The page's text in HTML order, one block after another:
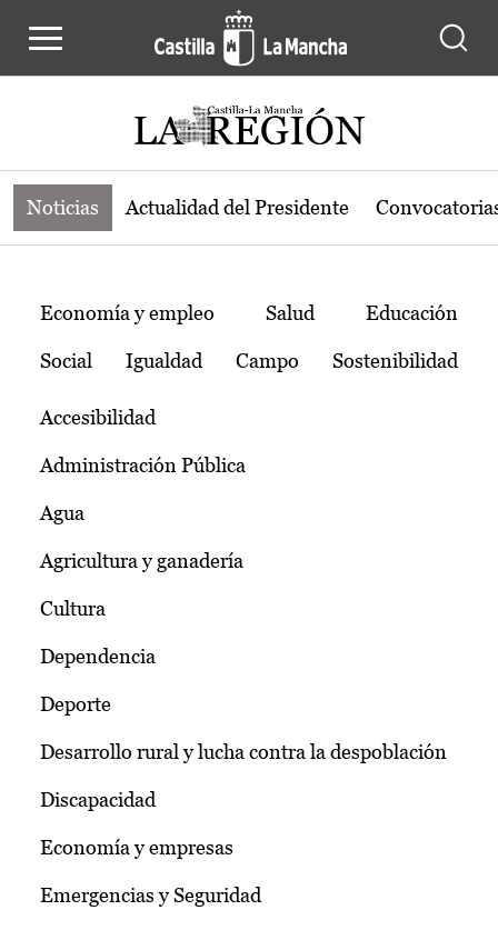
Noticias de la región de Castilla-La
Noticias Actualidad del Presidente
Temas
Economía y empleo Salud Educación
Social Igualdad Campo Sostenibilidad
Accesibilidad
Administración Pública
Agua
Agricultura y ganadería
Cultura
Dependencia
Deporte
Desarrollo rural y lucha contra la despoblación
Discapacidad
Economía y empresas
Emergencias y Seguridad